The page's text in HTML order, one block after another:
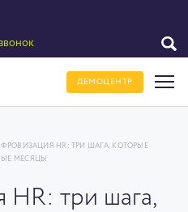
ДЕМОЦЕНТР
HR: ТРИ ШАГА, КОТОРЫЕ
МЕСЯЦЫ
три шага,